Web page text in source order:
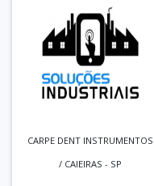
CARPE DENT INSTRUMENTOS
/ CAIEIRAS - SP